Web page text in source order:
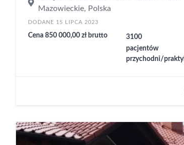
Mazowieckie, Polska
DODANE 15 LIPCA 2023
Cena 850 000,00 zł brutto
3100
pacjentów
przychodni/